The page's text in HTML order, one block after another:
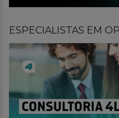
ESPECIALISTAS EM